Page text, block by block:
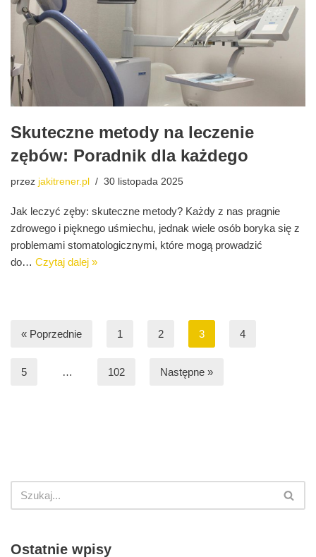
Skuteczne metody na leczenie
zębów: Poradnik dla każdego
przez jakitrener.pl 30 listopada 2025
Jak leczyć zęby: skuteczne metody? Każdy z nas pragnie
zdrowego i pięknego uśmiechu, jednak wiele osób boryka się z
problemami stomatologicznymi, które mogą prowadzić
do… Czytaj dalej »
« Poprzednie 1 2 3 4
5 … 102 Następne »
Ostatnie wpisy